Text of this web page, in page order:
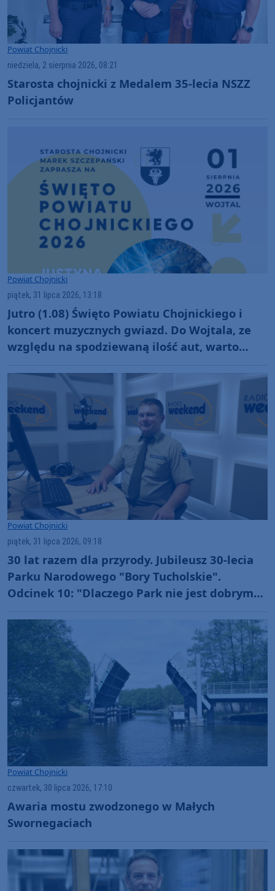
Powiat Chojnicki
niedziela, 2 sierpnia 2026, 08:21
Starosta chojnicki z Medalem 35-lecia NSZZ
Policjantów
Powiat Chojnicki
piątek, 31 lipca 2026, 13:18
Jutro (1.08) Święto Powiatu Chojnickiego i
koncert muzycznych gwiazd. Do Wojtala, ze
względu na spodziewaną ilość aut, warto
Powiat Chojnicki
piątek, 31 lipca 2026, 09:18
30 lat razem dla przyrody. Jubileusz 30-lecia
Parku Narodowego "Bory Tucholskie".
Odcinek 10: "Dlaczego Park nie jest dobrym
masowych imprez?" (WIDEO)
Powiat Chojnicki
czwartek, 30 lipca 2026, 17:10
Awaria mostu zwodzonego w Małych
Swornegaciach